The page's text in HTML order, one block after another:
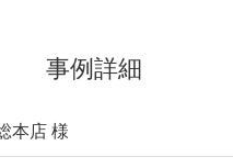
事例詳細
本店 様